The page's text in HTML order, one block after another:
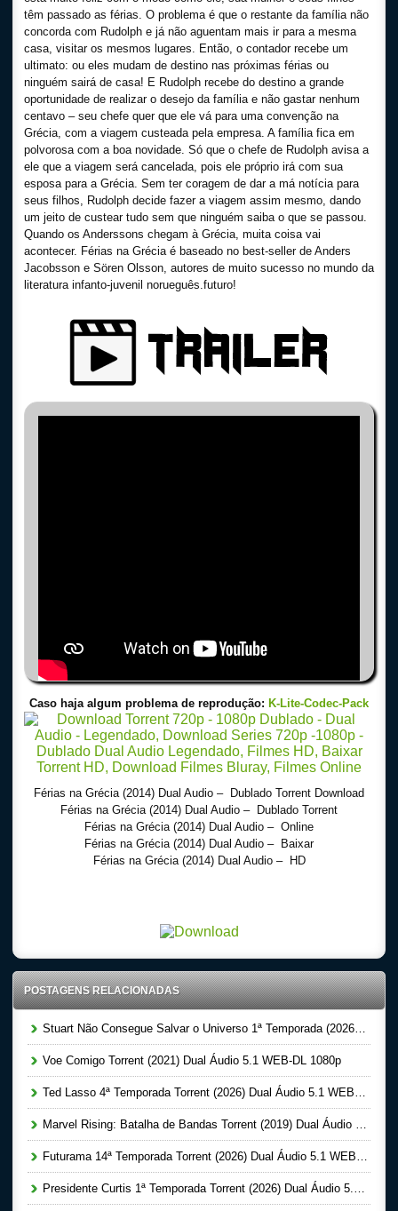
têm passado as férias. O problema é que o restante da família não
concorda com Rudolph e já não aguentam mais ir para a mesma
casa, visitar os mesmos lugares. Então, o contador recebe um
ultimato: ou eles mudam de destino nas próximas férias ou
ninguém sairá de casa! E Rudolph recebe do destino a grande
oportunidade de realizar o desejo da família e não gastar nenhum
centavo – seu chefe quer que ele vá para uma convenção na
Grécia, com a viagem custeada pela empresa. A família fica em
polvorosa com a boa novidade. Só que o chefe de Rudolph avisa a
ele que a viagem será cancelada, pois ele próprio irá com sua
esposa para a Grécia. Sem ter coragem de dar a má notícia para
seus filhos, Rudolph decide fazer a viagem assim mesmo, dando
um jeito de custear tudo sem que ninguém saiba o que se passou.
Quando os Anderssons chegam à Grécia, muita coisa vai
acontecer. Férias na Grécia é baseado no best-seller de Anders
Jacobsson e Sören Olsson, autores de muito sucesso no mundo da
literatura infanto-juvenil norueguês.futuro!
Caso haja algum problema de reprodução: K-Lite-Codec-Pack
Férias na Grécia (2014) Dual Audio – Dublado Torrent Download
Férias na Grécia (2014) Dual Audio – Dublado Torrent
Férias na Grécia (2014) Dual Audio – Online
Férias na Grécia (2014) Dual Audio – Baixar
Férias na Grécia (2014) Dual Audio – HD
POSTAGENS RELACIONADAS
Stuart Não Consegue Salvar o Universo 1ª Temporada (2026) Dual Áudio 5.1 WEB-DL 1080p
Voe Comigo Torrent (2021) Dual Áudio 5.1 WEB-DL 1080p
Ted Lasso 4ª Temporada Torrent (2026) Dual Áudio 5.1 WEB-DL 1080p
Marvel Rising: Batalha de Bandas Torrent (2019) Dual Áudio WEB-DL 1080p
Futurama 14ª Temporada Torrent (2026) Dual Áudio 5.1 WEB-DL 1080p
Presidente Curtis 1ª Temporada Torrent (2026) Dual Áudio 5.1 WEB-DL 1080p